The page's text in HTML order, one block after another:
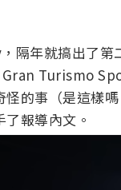
隔年就搞出了第
Turismo
的事（是這樣
報導內文。